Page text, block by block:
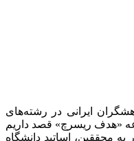
ایرانی در رشته‌های
«هدف ریسرچ» قصد داریم
محققین، اساتید دانشگاه